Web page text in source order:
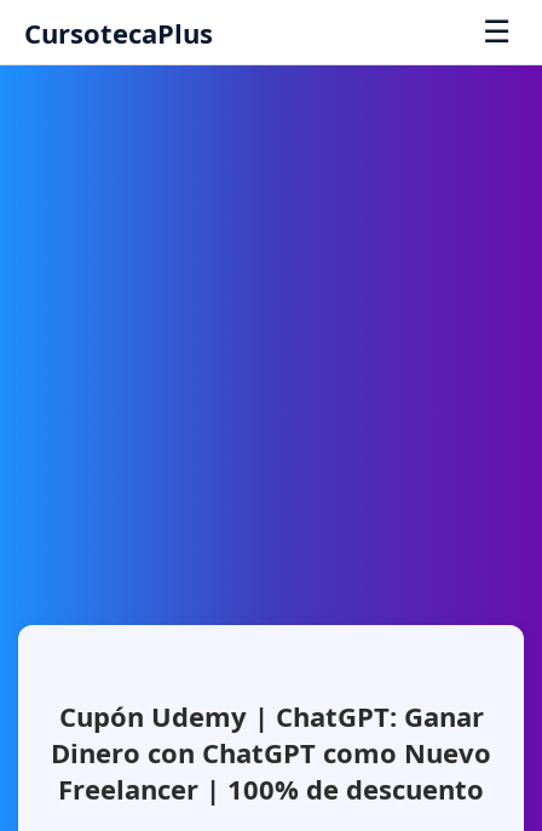
CursotecaPlus ☰
Cupón Udemy | ChatGPT: Ganar
Dinero con ChatGPT como Nuevo
Freelancer | 100% de descuento